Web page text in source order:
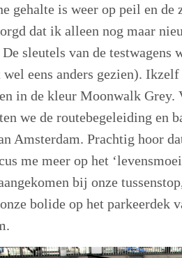
gehalte is weer op peil en
dat ik alleen nog maar
sleutels van de testwagens
eens anders gezien).
in de kleur Moonwalk Grey.
we de routebegeleiding en
Amsterdam. Prachtig hoor
me meer op het
bij onze
bolide op het